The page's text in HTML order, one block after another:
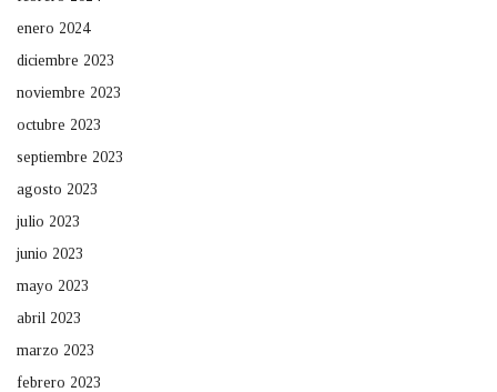
enero 2024
diciembre 2023
noviembre 2023
octubre 2023
septiembre 2023
agosto 2023
julio 2023
junio 2023
mayo 2023
abril 2023
marzo 2023
febrero 2023